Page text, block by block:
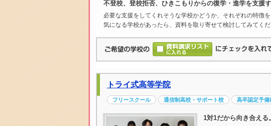
不登校、登校拒否、ひきこもりからの復学・進学を支援
必要な支援をしてくれそうな学校かどうか、それぞれの特徴を
気になる学校があったら、資料を取り寄せて検討してみてくだ
トライ式高等学院
フリースクール 通信制高校・サポート校 高卒認定予備
1対1だから向き合える